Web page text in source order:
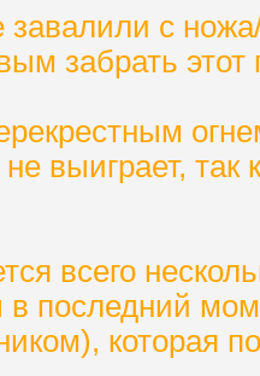
с
забрать
выиграет, так
всего
последний
которая